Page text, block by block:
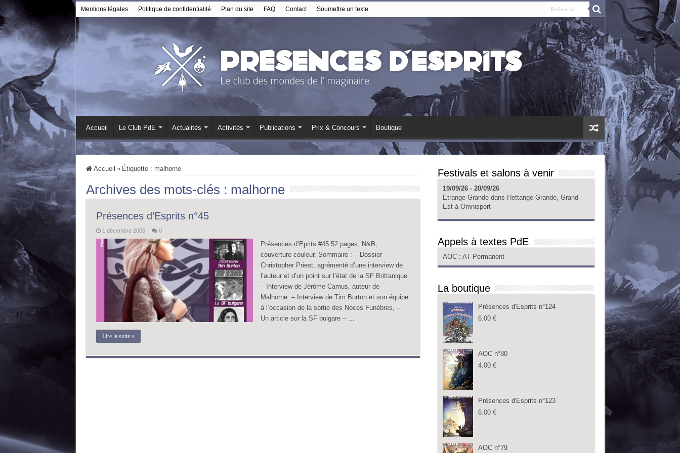
Mentions légales Politique de confidentialité Plan du site FAQ Contact Soumettre un texte
Accueil Le Club PdE Actualités Activités Publications Prix & Concours Boutique
Accueil » Étiquette : malhorne
Archives des mots-clés : malhorne
Présences d’Esprits n°45
1 décembre 2005 0
Présences d’Eprits #45 52 pages, N&B,
couverture couleur. Sommaire : – Dossier
Christopher Priest, agrémenté d’une interview de
l’auteur et d’un point sur l’état de la SF Brittanique.
– Interview de Jérôme Camus, auteur de
Malhorne. – Interview de Tim Burton et son équipe
à l’occasion de la sortie des Noces Funèbres, –
Un article sur la SF bulgare – …
Lire la suite »
Festivals et salons à venir
19/09/26 - 20/09/26
Etrange Grande dans Hettange Grande, Grand
Est à Omnisport
Appels à textes PdE
AOC : AT Permanent
La boutique
Présences d'Esprits n°124
6.00 €
AOC n°80
4.00 €
Présences d'Esprits n°123
6.00 €
AOC n°79